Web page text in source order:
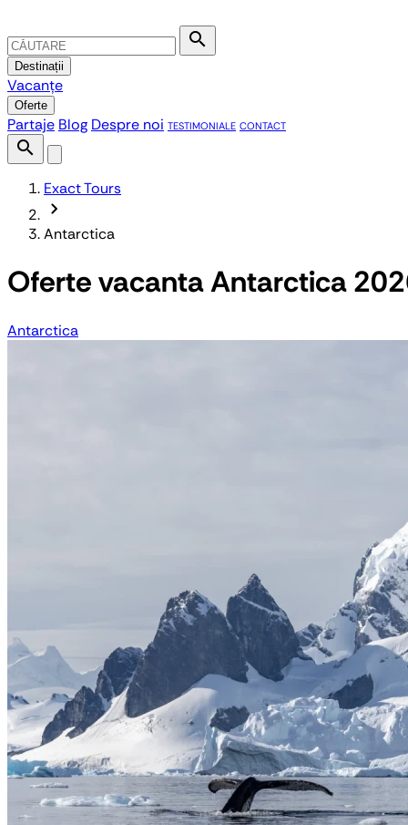
search
Destinații
Vacanțe
Oferte
Partaje Blog Despre noi TESTIMONIALE CONTACT
search
Exact Tours
chevron_forward
Antarctica
Oferte vacanta Antarctica
Antarctica